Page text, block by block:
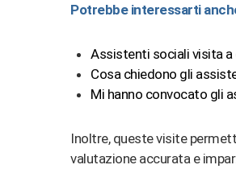
Potrebbe interessarti
Assistenti sociali visita
Cosa chiedono gli
Mi hanno convocato gli
Inoltre, queste visite
valutazione accurata e